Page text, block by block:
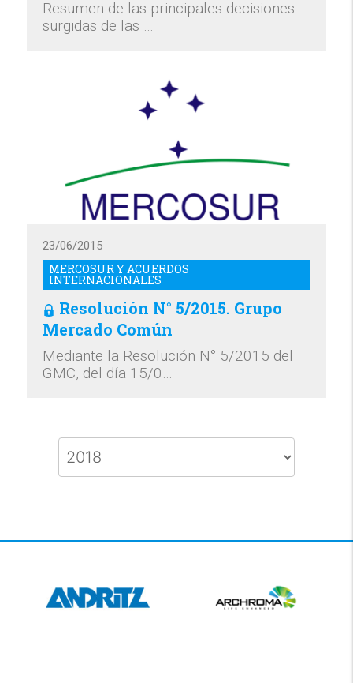
Resumen de las principales decisiones
surgidas de las …
MERCOSUR Y ACUERDOS
INTERNACIONALES
23/06/2015
Resolución N° 5/2015. Grupo
Mercado Común
Mediante la Resolución N° 5/2015 del
GMC, del día 15/0…